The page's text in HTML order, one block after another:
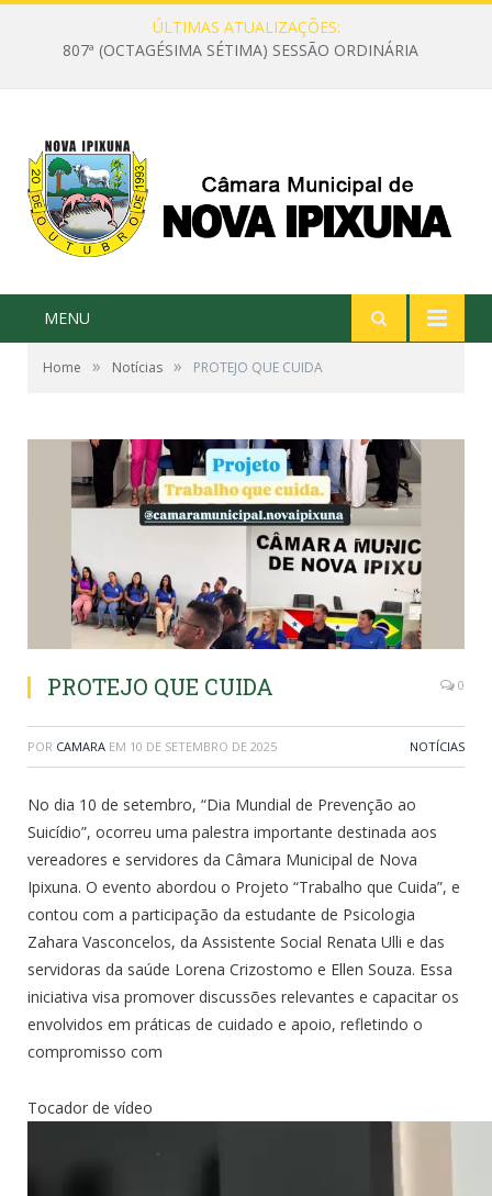
ÚLTIMAS ATUALIZAÇÕES:
807ª (OCTAGÉSIMA SÉTIMA) SESSÃO ORDINÁRIA
MENU
Home » Notícias » PROTEJO QUE CUIDA
PROTEJO QUE CUIDA 0
POR CAMARA EM 10 DE SETEMBRO DE 2025 NOTÍCIAS
No dia 10 de setembro, “Dia Mundial de Prevenção ao
Suicídio”, ocorreu uma palestra importante destinada aos
vereadores e servidores da Câmara Municipal de Nova
Ipixuna. O evento abordou o Projeto “Trabalho que Cuida”, e
contou com a participação da estudante de Psicologia
Zahara Vasconcelos, da Assistente Social Renata Ulli e das
servidoras da saúde Lorena Crizostomo e Ellen Souza. Essa
iniciativa visa promover discussões relevantes e capacitar os
envolvidos em práticas de cuidado e apoio, refletindo o
compromisso com
Tocador de vídeo